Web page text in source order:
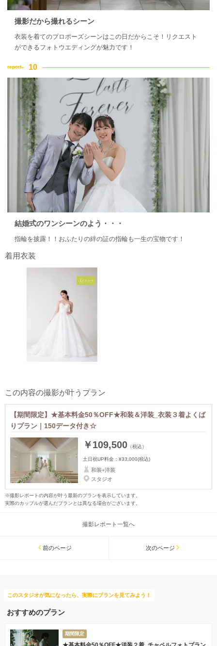
撮影だから撮れるシーン
衣装を着てのプロポーズシーンはこの日だからこそ！リクエスト
ができるフォトウエディングが魅力です！
結婚式のワンシーンのよう・・・
指輪を披露！！おふたりの絆の証の指輪も一生の宝物です！
着用衣装
この内容の撮影が叶うプラン
【期間限定】★基本料金50％OFF★和装＆洋装_衣装３着よくば
りプラン｜150データ付き☆
￥109,500 （税込）
土日祝UP料金： ¥33,000(税込)
和装+洋装
スタジオ
※撮影レポートの内容が叶う最新のプランを表示しています。
実際のカップルが選んだプランとは異なる場合がございます。
撮影レポート一覧へ
前のページ 次のページ
このスタジオが気になったら、実際にプランを見てみよう！
おすすめのプラン
期間限定